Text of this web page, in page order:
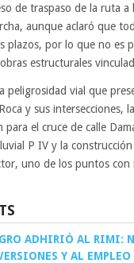
de traspaso de la ruta a
aunque aclaró que
plazos, por lo que no es
estructurales
peligrosidad vial que
y sus intersecciones,
el cruce de calle
P IV y la
uno de los puntos con
ADHIRIÓ AL RIMI:
Y AL EMPLEO